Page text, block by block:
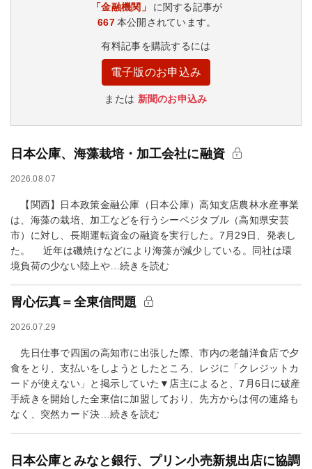
「金融機関」
に関する記事が
667本公開されています。
有料記事を購読するには
電子版のお申込み
または 新聞のお申込み
日本公庫、海藻栽培・加工会社に融資
2026.08.07
【関西】日本政策金融公庫（日本公庫）高知支店農林水産事業
は、海藻の栽培、加工などを行うシーベジタブル（高知県安芸
市）に対し、長期運転資金の融資を実行した。7月29日、発表し
た。 近年は磯焼けなどにより海藻が減少している。同社は環
境負荷の少ない陸上や…続きを読む
胃心伝真＝全東信問題
2026.07.29
先日仕事で四国の高知市に出張した際、市内の老舗洋食店で夕
食をとり、支払いをしようとしたところ、レジに「クレジットカ
ードが使えない」と掲示していた▼店主によると、7月6日に破産
手続きを開始した全東信に加盟しており、先方からは何の連絡も
なく、突然カード決…続きを読む
日本公庫とみなと銀行、プリン小売新規出店に協調